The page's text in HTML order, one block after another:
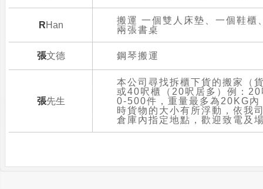
RHan
搬運 一個雙人床墊、一個鞋櫃
兩張書桌
張文德 鋼琴搬運
張先生
本公司尋找拆櫃下貨的搬家（
或40呎櫃（20呎居多）例：
0-500件，重量最多為20KG內
時貨物的大小有所浮動，依我
倉庫內指定地點，歡迎致電及